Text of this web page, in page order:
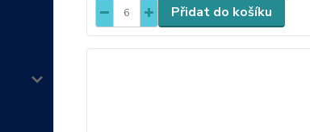
Přidat do košíku